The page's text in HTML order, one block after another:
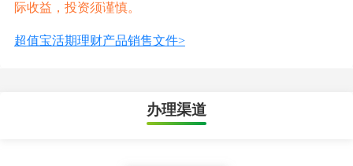
际收益，投资须谨慎。
超值宝活期理财产品销售文件>
办理渠道